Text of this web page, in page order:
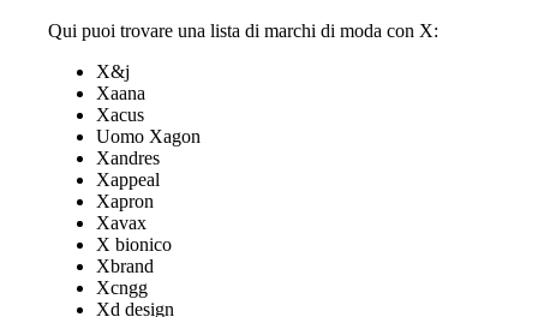
Qui puoi trovare una lista di marchi di moda con X:
X&j
Xaana
Xacus
Uomo Xagon
Xandres
Xappeal
Xapron
Xavax
X bionico
Xbrand
Xcngg
Xd design